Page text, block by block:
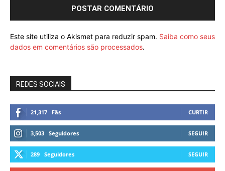
Este site utiliza o Akismet para reduzir spam. Saiba como seus
dados em comentários são processados.
REDES SOCIAIS
21,317 Fãs CURTIR
3,503 Seguidores SEGUIR
289 Seguidores SEGUIR